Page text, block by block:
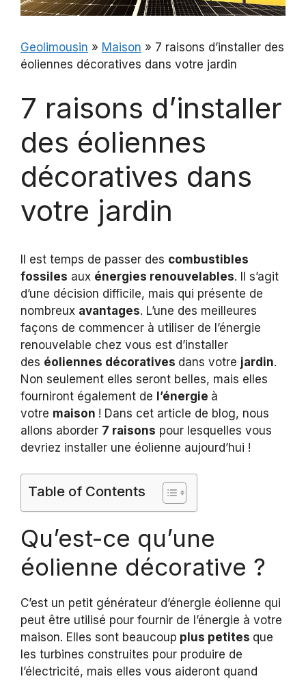
Geolimousin » Maison » 7 raisons d’installer des
éoliennes décoratives dans votre jardin
7 raisons d’installer
des éoliennes
décoratives dans
votre jardin
Il est temps de passer des combustibles
fossiles aux énergies renouvelables. Il s’agit
d’une décision difficile, mais qui présente de
nombreux avantages. L’une des meilleures
façons de commencer à utiliser de l’énergie
renouvelable chez vous est d’installer
des éoliennes décoratives dans votre jardin.
Non seulement elles seront belles, mais elles
fourniront également de l’énergie à
votre maison ! Dans cet article de blog, nous
allons aborder 7 raisons pour lesquelles vous
devriez installer une éolienne aujourd’hui !
Table of Contents
Qu’est-ce qu’une
éolienne décorative ?
C’est un petit générateur d’énergie éolienne qui
peut être utilisé pour fournir de l’énergie à votre
maison. Elles sont beaucoup plus petites que
les turbines construites pour produire de
l’électricité, mais elles vous aideront quand